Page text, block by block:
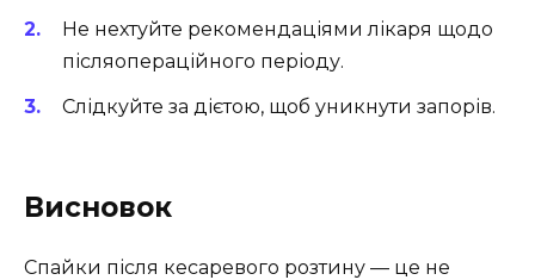
Не нехтуйте рекомендаціями лікаря щодо
післяопераційного періоду.
Слідкуйте за дієтою, щоб уникнути запорів.
Висновок
Спайки після кесаревого розтину — це не